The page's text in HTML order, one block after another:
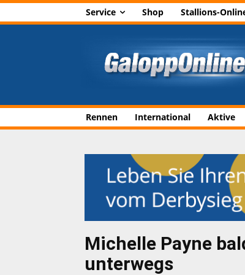
Service Shop Stallions-
Rennen International Aktive
Michelle Payne
unterwegs